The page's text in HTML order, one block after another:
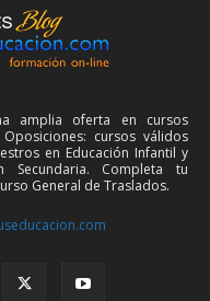
amplia oferta en cursos
cursos válidos
en Educación Infantil y
Secundaria. Completa tu
General de Traslados.